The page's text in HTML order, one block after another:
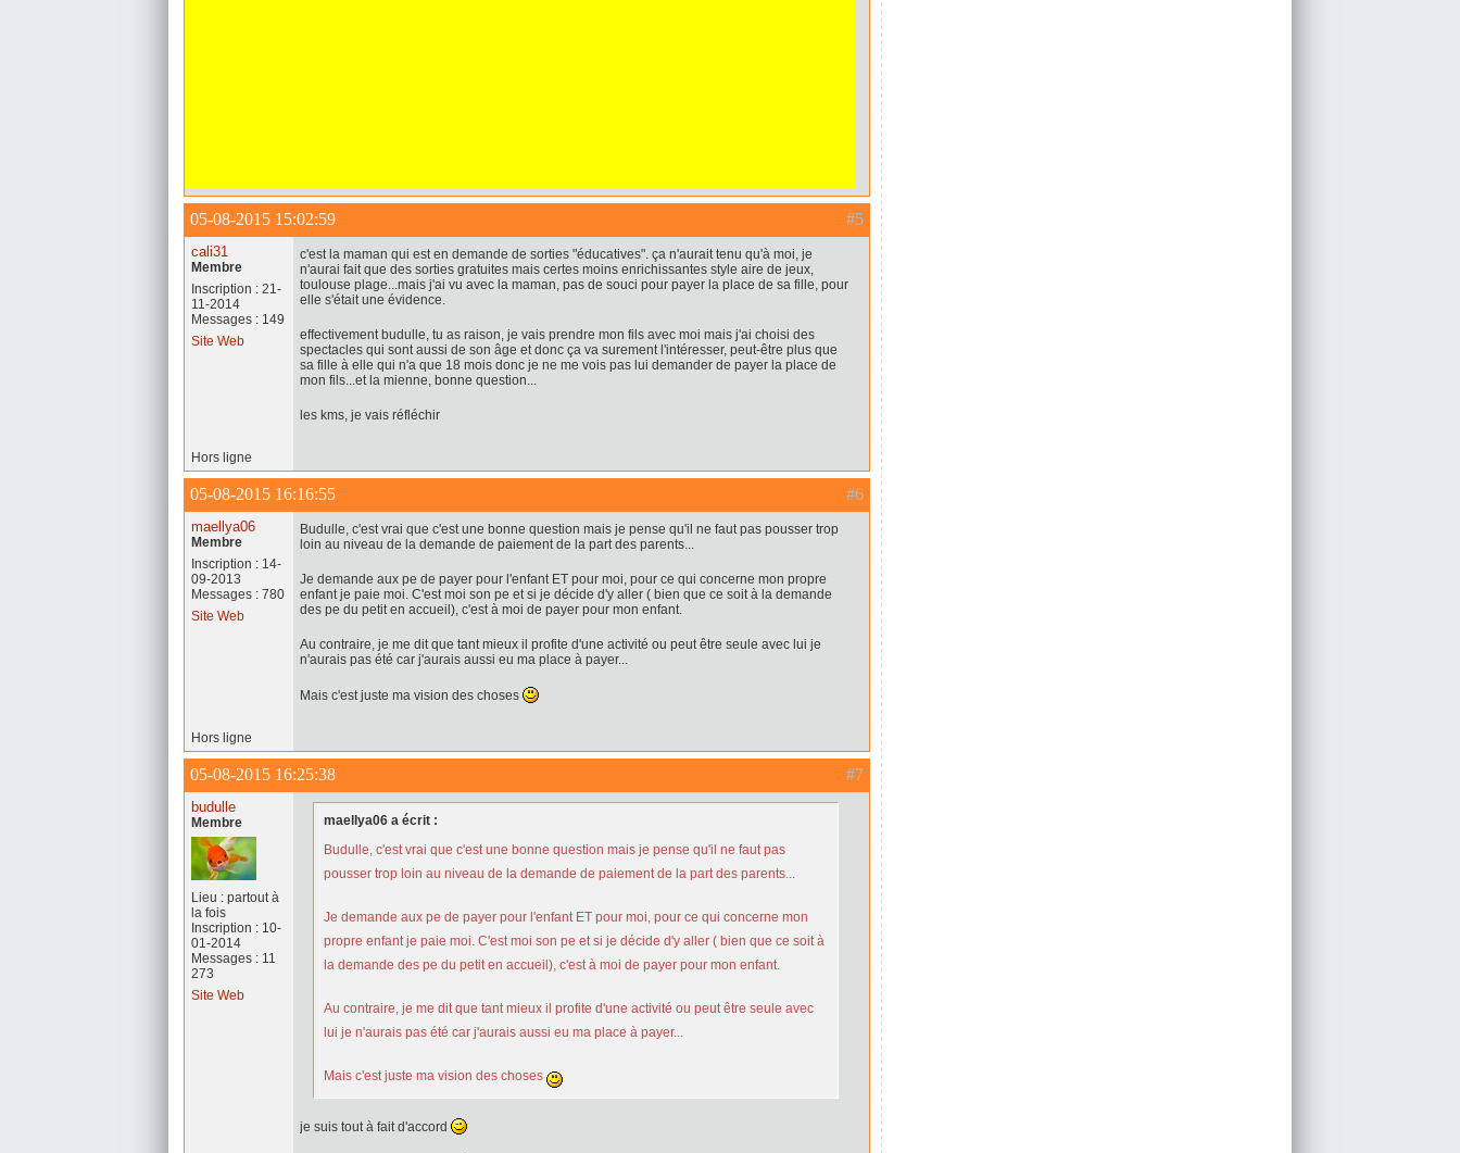
#5
05-08-2015 15:02:59
cali31
Membre
Inscription : 21-
11-2014
Messages : 149
Site Web
c'est la maman qui est en demande de sorties "éducatives". ça n'aurait tenu qu'à moi, je
n'aurai fait que des sorties gratuites mais certes moins enrichissantes style aire de jeux,
toulouse plage...mais j'ai vu avec la maman, pas de souci pour payer la place de sa fille, pour
elle s'était une évidence.
effectivement budulle, tu as raison, je vais prendre mon fils avec moi mais j'ai choisi des
spectacles qui sont aussi de son âge et donc ça va surement l'intéresser, peut-être plus que
sa fille à elle qui n'a que 18 mois donc je ne me vois pas lui demander de payer la place de
mon fils...et la mienne, bonne question...
les kms, je vais réfléchir
Hors ligne
#6
05-08-2015 16:16:55
maellya06
Membre
Inscription : 14-
09-2013
Messages : 780
Site Web
Budulle, c'est vrai que c'est une bonne question mais je pense qu'il ne faut pas pousser trop
loin au niveau de la demande de paiement de la part des parents...
Je demande aux pe de payer pour l'enfant ET pour moi, pour ce qui concerne mon propre
enfant je paie moi. C'est moi son pe et si je décide d'y aller ( bien que ce soit à la demande
des pe du petit en accueil), c'est à moi de payer pour mon enfant.
Au contraire, je me dit que tant mieux il profite d'une activité ou peut être seule avec lui je
n'aurais pas été car j'aurais aussi eu ma place à payer...
Mais c'est juste ma vision des choses
Hors ligne
#7
05-08-2015 16:25:38
budulle
Membre
Lieu : partout à
la fois
Inscription : 10-
01-2014
Messages : 11
273
Site Web
maellya06 a écrit :
Budulle, c'est vrai que c'est une bonne question mais je pense qu'il ne faut pas
pousser trop loin au niveau de la demande de paiement de la part des parents...
Je demande aux pe de payer pour l'enfant ET pour moi, pour ce qui concerne mon
propre enfant je paie moi. C'est moi son pe et si je décide d'y aller ( bien que ce soit à
la demande des pe du petit en accueil), c'est à moi de payer pour mon enfant.
Au contraire, je me dit que tant mieux il profite d'une activité ou peut être seule avec
lui je n'aurais pas été car j'aurais aussi eu ma place à payer...
Mais c'est juste ma vision des choses
je suis tout à fait d'accord